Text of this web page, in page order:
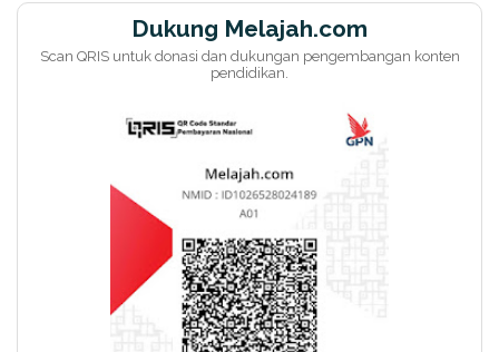
Dukung Melajah.com
Scan QRIS untuk donasi dan dukungan pengembangan konten
pendidikan.